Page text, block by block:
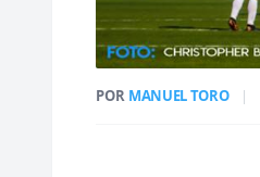
POR MANUEL TORO |